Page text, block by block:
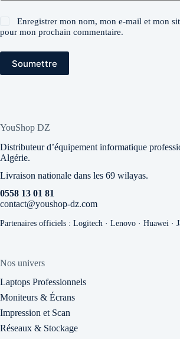
Enregistrer mon nom, mon e-mail et mon
pour mon prochain commentaire.
Soumettre
YouShop DZ
Distributeur d’équipement informatique
Algérie.
Livraison nationale dans les 69 wilayas.
0558 13 01 81
contact@youshop-dz.com
Partenaires officiels : Logitech · Lenovo · Huawei ·
Nos univers
Laptops Professionnels
Moniteurs & Écrans
Impression et Scan
Réseaux & Stockage